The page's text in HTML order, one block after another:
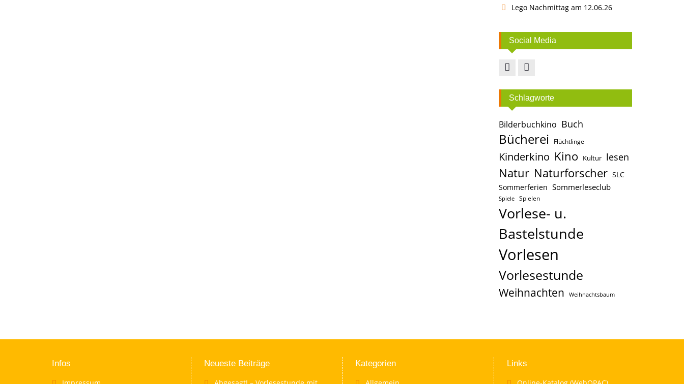
Lego Nachmittag am 12.06.26
Social Media
Schlagworte
Bilderbuchkino Buch
Bücherei Flüchtlinge
Kinderkino Kino Kultur lesen
Natur Naturforscher SLC
Sommerferien Sommerleseclub
Spiele Spielen
Vorlese- u.
Bastelstunde
Vorlesen
Vorlesestunde
Weihnachten Weihnachtsbaum
Infos
Neueste Beiträge
Kategorien
Links